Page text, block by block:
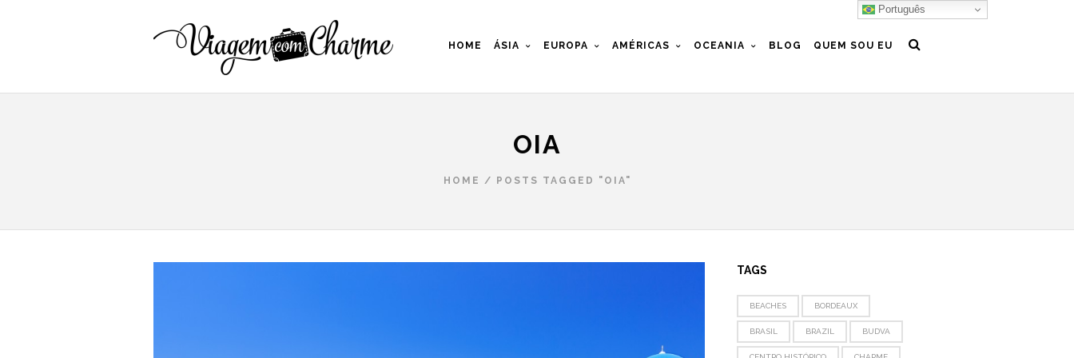
HOME ÁSIA EUROPA AMÉRICAS OCEANIA BLOG QUEM SOU EU
OIA
HOME / POSTS TAGGED "OIA"
TAGS
BEACHES BORDEAUX
BRASIL BRAZIL BUDVA
Português